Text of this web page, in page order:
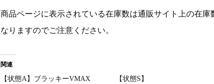
商品ページに表示されている在庫数は通販サイト上の在
なりますのでご注意ください。
関連
【状態A】ブラッキーVMAX 【状態S】